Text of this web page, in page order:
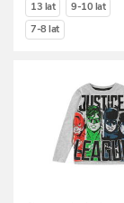
13 lat
9-10 lat
7-8 lat